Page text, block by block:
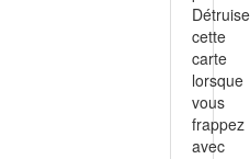
cette
carte
lorsque
vous
frappez
avec